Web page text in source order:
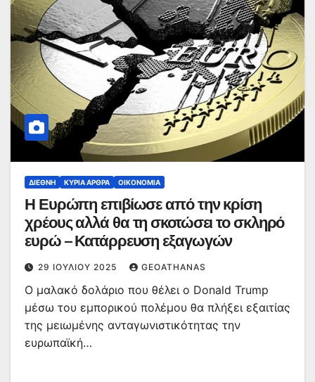
ΔΙΕΘΝΉ ΚΥΡΙΑ ΑΡΘΡΑ ΟΙΚΟΝΟΜΊΑ
Η Ευρώπη επιβίωσε από την κρίση
χρέους αλλά θα τη σκοτώσει το σκληρό
ευρώ – Κατάρρευση εξαγωγών
29 ΙΟΥΛΊΟΥ 2025 GEOATHANAS
Ο μαλακό δολάριο που θέλει ο Donald Trump
μέσω του εμπορικού πολέμου θα πλήξει εξαιτίας
της μειωμένης ανταγωνιστικότητας την
ευρωπαϊκή…